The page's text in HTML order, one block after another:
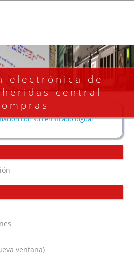
electrónica de
central
con su certificado digital
ventana)